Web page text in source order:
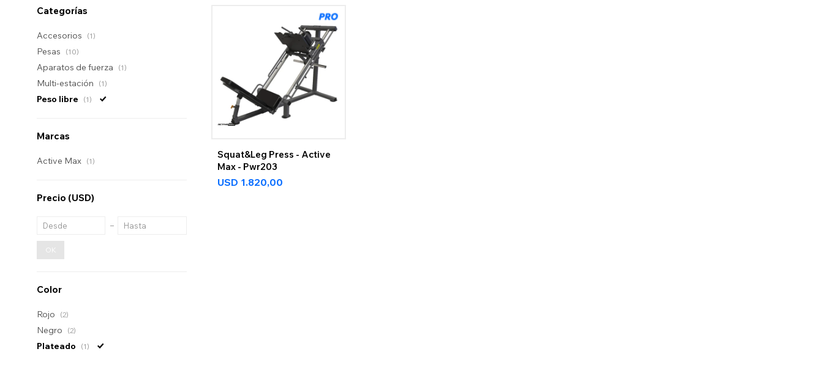
Squat&Leg Press - Active
Max - Pwr203
USD 1.820,00
Categorías
Accesorios (1)
Pesas (10)
Aparatos de fuerza (1)
Multi-estación (1)
Peso libre (1)
Marcas
Active Max (1)
Precio (USD)
OK
Color
Rojo (2)
Negro (2)
Plateado (1)